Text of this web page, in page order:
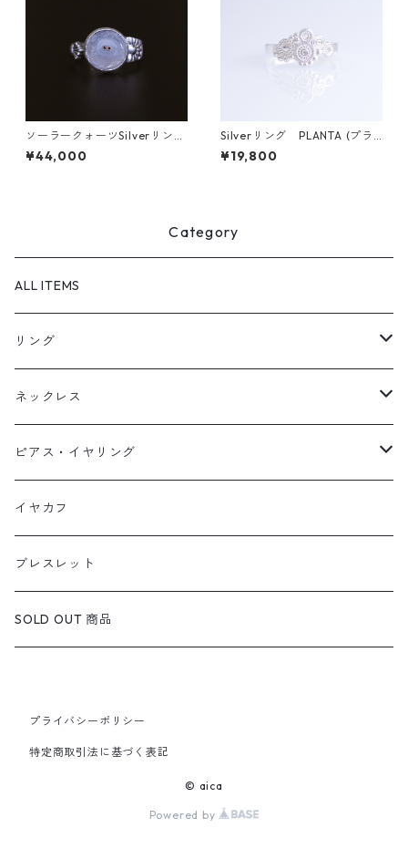
ソーラークォーツSilverリング
HIME(ヒメ） [H003]
¥44,000
Silverリング PLANTA (プラ
ンタ)
¥19,800
Category
ALL ITEMS
リング
天然石1点ものリング【Gold】（在庫ありのみ絞込）
天然石1点ものリング【Silver】（在庫ありのみ絞込）
定番リング
ネックレス
天然石1点ものネックレス（在庫ありのみ絞込）
定番ネックレス
ピアス・イヤリング
天然石1点ものピアス（在庫ありのみ絞込）
定番ピアス/イヤリング
イヤカフ
ブレスレット
SOLD OUT 商品
プライバシーポリシー
特定商取引法に基づく表記
© aica
Powered by